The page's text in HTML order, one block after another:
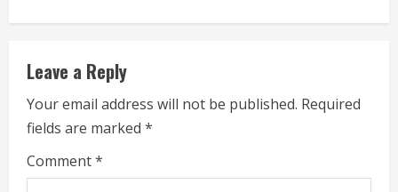
i
n
u
e
R
Leave a Reply
Your email address will not be published. Required
fields are marked *
Comment*